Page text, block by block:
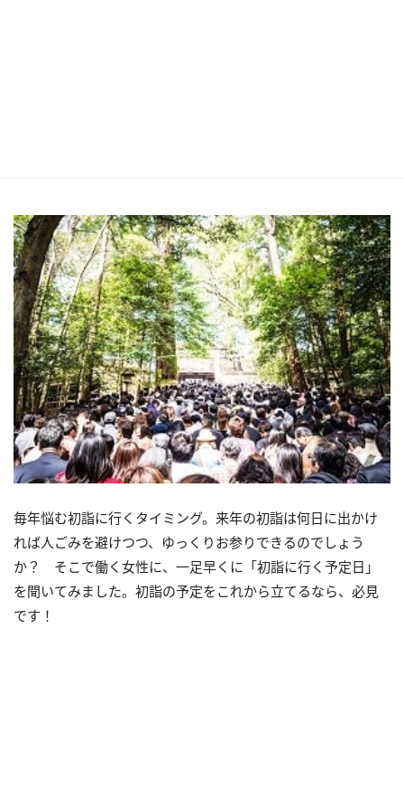
毎年悩む初詣に行くタイミング。来年の初詣は何日に出かけ
れば人ごみを避けつつ、ゆっくりお参りできるのでしょう
か？ そこで働く女性に、一足早くに「初詣に行く予定日」
を聞いてみました。初詣の予定をこれから立てるなら、必見
です！